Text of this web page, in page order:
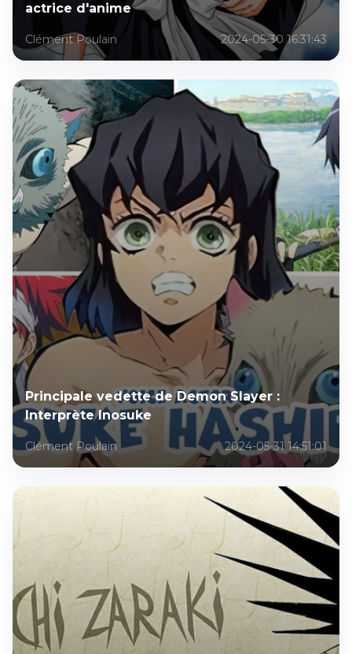
actrice d'anime
Clément Poulain 2024-05-30 16:31:43
Principale vedette de Demon Slayer :
Interprète Inosuke
Clément Poulain 2024-05-31 14:51:01